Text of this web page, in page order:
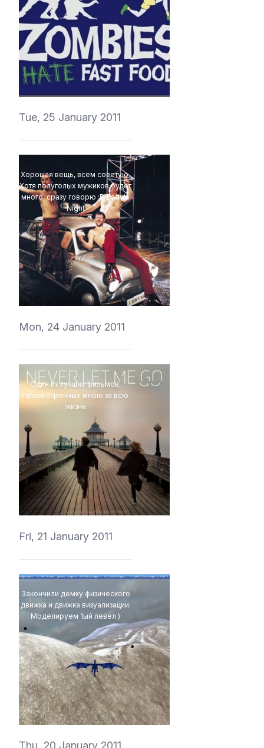
vedmich
Tue, 25 January 2011
Хорошая вещь, всем советую.
Хотя полуголых мужиков будет
много, сразу говорю :D Lady's
Night
vedmich
Mon, 24 January 2011
Один из лучших фильмов,
просмотренных мною за всю
жизнь
vedmich
Fri, 21 January 2011
Закончили демку физического
движка и движка визуализации.
Моделируем 1ый левел )
vedmich
Thu, 20 January 2011